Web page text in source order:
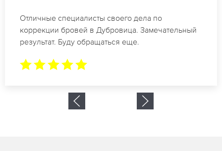
Спасибо огромное. Заказывала татуаж на свадьбу
в Дубровица. За 2 часа все было сделано.